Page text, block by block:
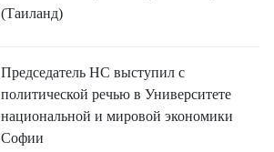
(Таиланд)
Председатель НС выступил с
политической речью в Университете
национальной и мировой экономики
Софии